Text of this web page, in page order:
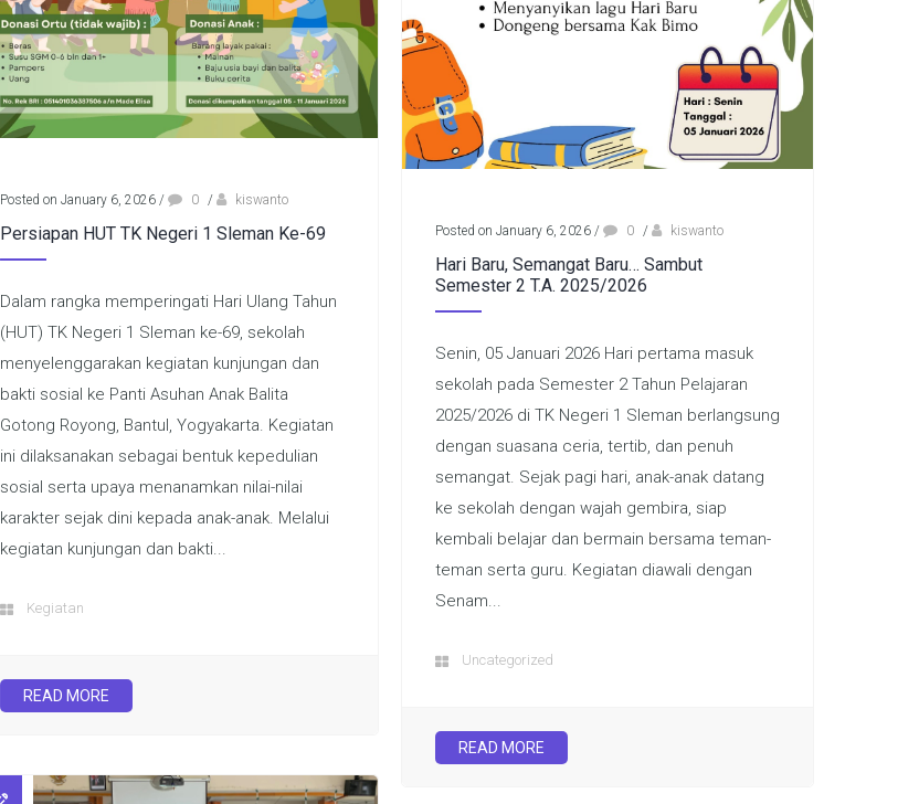
Posted on January 6, 2026 / 0 / kiswanto
Persiapan HUT TK Negeri 1 Sleman Ke-69
Dalam rangka memperingati Hari Ulang Tahun
(HUT) TK Negeri 1 Sleman ke-69, sekolah
menyelenggarakan kegiatan kunjungan dan
bakti sosial ke Panti Asuhan Anak Balita
Gotong Royong, Bantul, Yogyakarta. Kegiatan
ini dilaksanakan sebagai bentuk kepedulian
sosial serta upaya menanamkan nilai-nilai
karakter sejak dini kepada anak-anak. Melalui
kegiatan kunjungan dan bakti...
Kegiatan
READ MORE
Posted on January 6, 2026 / 0 / kiswanto
Hari Baru, Semangat Baru… Sambut
Semester 2 T.A. 2025/2026
Senin, 05 Januari 2026 Hari pertama masuk
sekolah pada Semester 2 Tahun Pelajaran
2025/2026 di TK Negeri 1 Sleman berlangsung
dengan suasana ceria, tertib, dan penuh
semangat. Sejak pagi hari, anak-anak datang
ke sekolah dengan wajah gembira, siap
kembali belajar dan bermain bersama teman-
teman serta guru. Kegiatan diawali dengan
Senam...
Uncategorized
READ MORE